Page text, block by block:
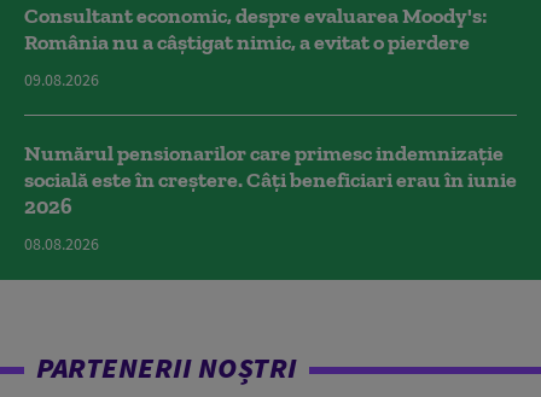
Consultant economic, despre evaluarea Moody's:
România nu a câştigat nimic, a evitat o pierdere
09.08.2026
Numărul pensionarilor care primesc indemnizaţie
socială este în creștere. Câți beneficiari erau în iunie
2026
08.08.2026
PARTENERII NOȘTRI